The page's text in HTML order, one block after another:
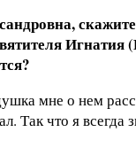
Игнатия
мне о нем
Так что я всегда